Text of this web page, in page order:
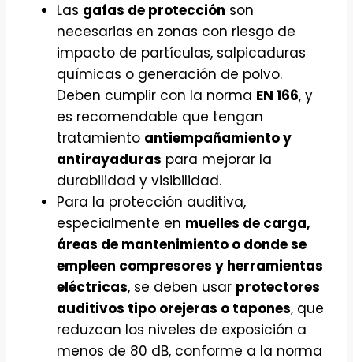
Las gafas de protección son
necesarias en zonas con riesgo de
impacto de partículas, salpicaduras
químicas o generación de polvo.
Deben cumplir con la norma EN 166, y
es recomendable que tengan
tratamiento antiempañamiento y
antirayaduras para mejorar la
durabilidad y visibilidad.
Para la protección auditiva,
especialmente en muelles de carga,
áreas de mantenimiento o donde se
empleen compresores y herramientas
eléctricas, se deben usar protectores
auditivos tipo orejeras o tapones, que
reduzcan los niveles de exposición a
menos de 80 dB, conforme a la norma